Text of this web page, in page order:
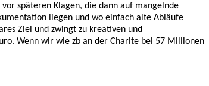
späteren Klagen, die dann auf mangelnde
liegen und wo einfach alte Abläufe
Ziel und zwingt zu kreativen und
Wenn wir wie zb an der Charite bei 57 Millionen